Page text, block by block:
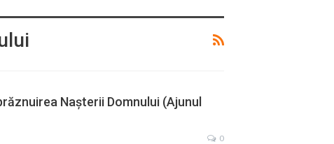
Naşterii Domnului (Ajunul
0